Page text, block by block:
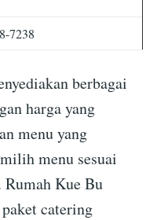
7238
berbagai
harga yang
menu yang
menu sesuai
Rumah Kue Bu
catering